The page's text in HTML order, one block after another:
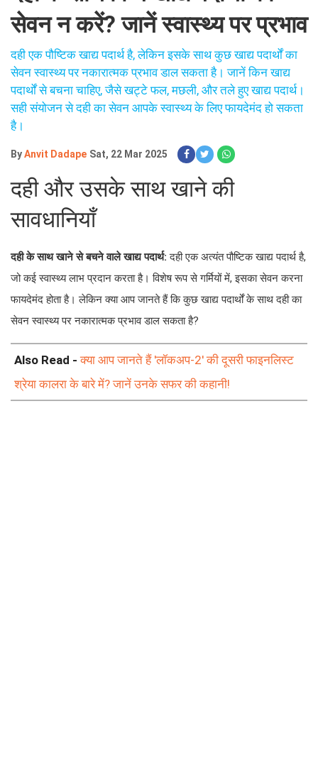
सेवन न करें? जानें स्वास्थ्य पर प्रभाव
दही एक पौष्टिक खाद्य पदार्थ है, लेकिन इसके साथ कुछ खाद्य पदार्थों का
सेवन स्वास्थ्य पर नकारात्मक प्रभाव डाल सकता है। जानें किन खाद्य
पदार्थों से बचना चाहिए, जैसे खट्टे फल, मछली, और तले हुए खाद्य पदार्थ।
सही संयोजन से दही का सेवन आपके स्वास्थ्य के लिए फायदेमंद हो सकता
है।
ByAnvit Dadape Sat, 22 Mar 2025
दही और उसके साथ खाने की
सावधानियाँ
दही के साथ खाने से बचने वाले खाद्य पदार्थ:दही एक अत्यंत पौष्टिक खाद्य पदार्थ है,
जो कई स्वास्थ्य लाभ प्रदान करता है। विशेष रूप से गर्मियों में, इसका सेवन करना
फायदेमंद होता है। लेकिन क्या आप जानते हैं कि कुछ खाद्य पदार्थों के साथ दही का
सेवन स्वास्थ्य पर नकारात्मक प्रभाव डाल सकता है?
Also Read -क्या आप जानते हैं 'लॉकअप-2' की दूसरी फाइनलिस्ट
श्रेया कालरा के बारे में? जानें उनके सफर की कहानी!